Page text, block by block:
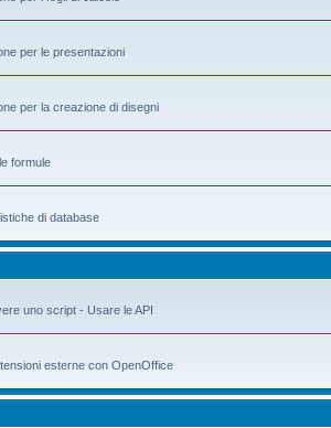
per le presentazioni
per la creazione di disegni
formule
di database
uno script - Usare le API
esterne con OpenOffice